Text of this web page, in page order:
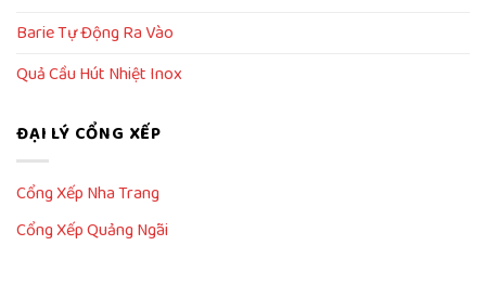
Barie Tự Động Ra Vào
Quả Cầu Hút Nhiệt Inox
ĐẠI LÝ CỔNG XẾP
Cổng Xếp Nha Trang
Cổng Xếp Quảng Ngãi